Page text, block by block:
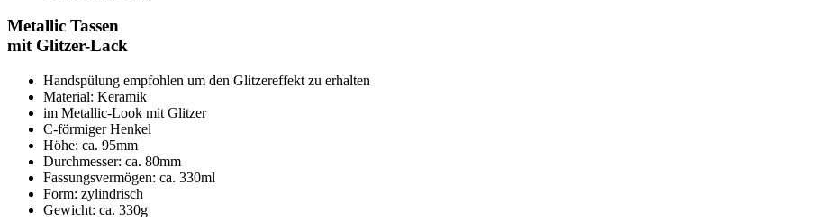
Metallic Tassen
mit Glitzer-Lack
Handspülung empfohlen um den Glitzereffekt zu erhalten
Material: Keramik
im Metallic-Look mit Glitzer
C-förmiger Henkel
Höhe: ca. 95mm
Durchmesser: ca. 80mm
Fassungsvermögen: ca. 330ml
Form: zylindrisch
Gewicht: ca. 330g